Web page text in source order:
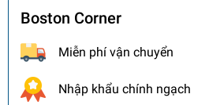
Boston Corner
Miễn phí vận chuyển
Nhập khẩu chính ngạch